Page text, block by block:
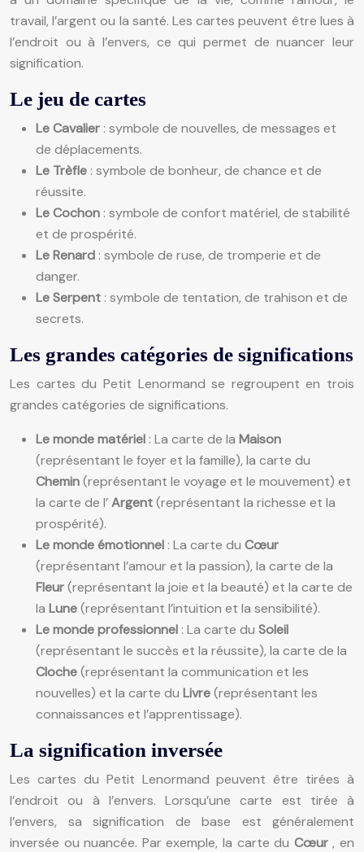
travail, l’argent ou la santé. Les cartes peuvent être lues à
l’endroit ou à l’envers, ce qui permet de nuancer leur
signification.
Le jeu de cartes
Le Cavalier : symbole de nouvelles, de messages et
de déplacements.
Le Trèfle : symbole de bonheur, de chance et de
réussite.
Le Cochon : symbole de confort matériel, de stabilité
et de prospérité.
Le Renard : symbole de ruse, de tromperie et de
danger.
Le Serpent : symbole de tentation, de trahison et de
secrets.
Les grandes catégories de significations
Les cartes du Petit Lenormand se regroupent en trois
grandes catégories de significations.
Le monde matériel : La carte de la Maison
(représentant le foyer et la famille), la carte du
Chemin(représentant le voyage et le mouvement) et
la carte de l’Argent(représentant la richesse et la
prospérité).
Le monde émotionnel : La carte du Cœur
(représentant l’amour et la passion), la carte de la
Fleur(représentant la joie et la beauté) et la carte de
la Lune(représentant l’intuition et la sensibilité).
Le monde professionnel : La carte du Soleil
(représentant le succès et la réussite), la carte de la
Cloche(représentant la communication et les
nouvelles) et la carte du Livre(représentant les
connaissances et l’apprentissage).
La signification inversée
Les cartes du Petit Lenormand peuvent être tirées à
l’endroit ou à l’envers. Lorsqu’une carte est tirée à
l’envers, sa signification de base est généralement
inversée ou nuancée. Par exemple, la carte du Cœur, en